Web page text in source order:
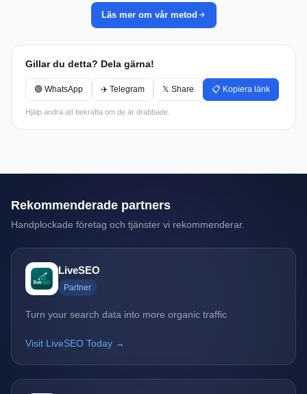
Läs mer om vår metod
Gillar du detta? Dela gärna!
🟢 WhatsApp ✈️ Telegram 𝕏 Share 📋 Kopiera länk
Hjälp andra att bekräfta om de är drabbade.
Rekommenderade partners
Handplockade företag och tjänster vi rekommenderar.
LiveSEO
Partner
Turn your search data into more organic traffic
Visit LiveSEO Today →